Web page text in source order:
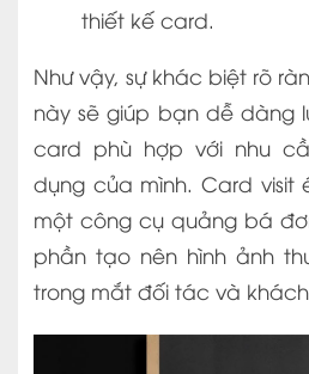
thiết kế card.
Như vậy, sự khác biệt rõ
này sẽ giúp bạn dễ dàng
card phù hợp với nhu
dụng của mình. Card visit
một công cụ quảng bá
phần tạo nên hình ảnh
trong mắt đối tác và